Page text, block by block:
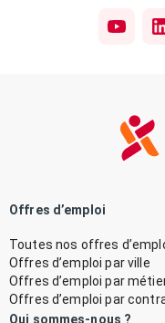
Offres d’emploi
Toutes nos offres
Offres d’emploi par ville
Offres d’emploi par
Offres d’emploi par
Qui sommes-nous ?